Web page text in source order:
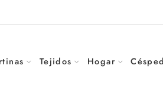
Tejidos Hogar